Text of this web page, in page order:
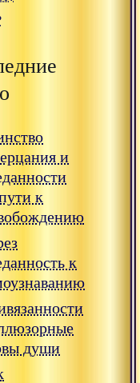
и
к
к
души